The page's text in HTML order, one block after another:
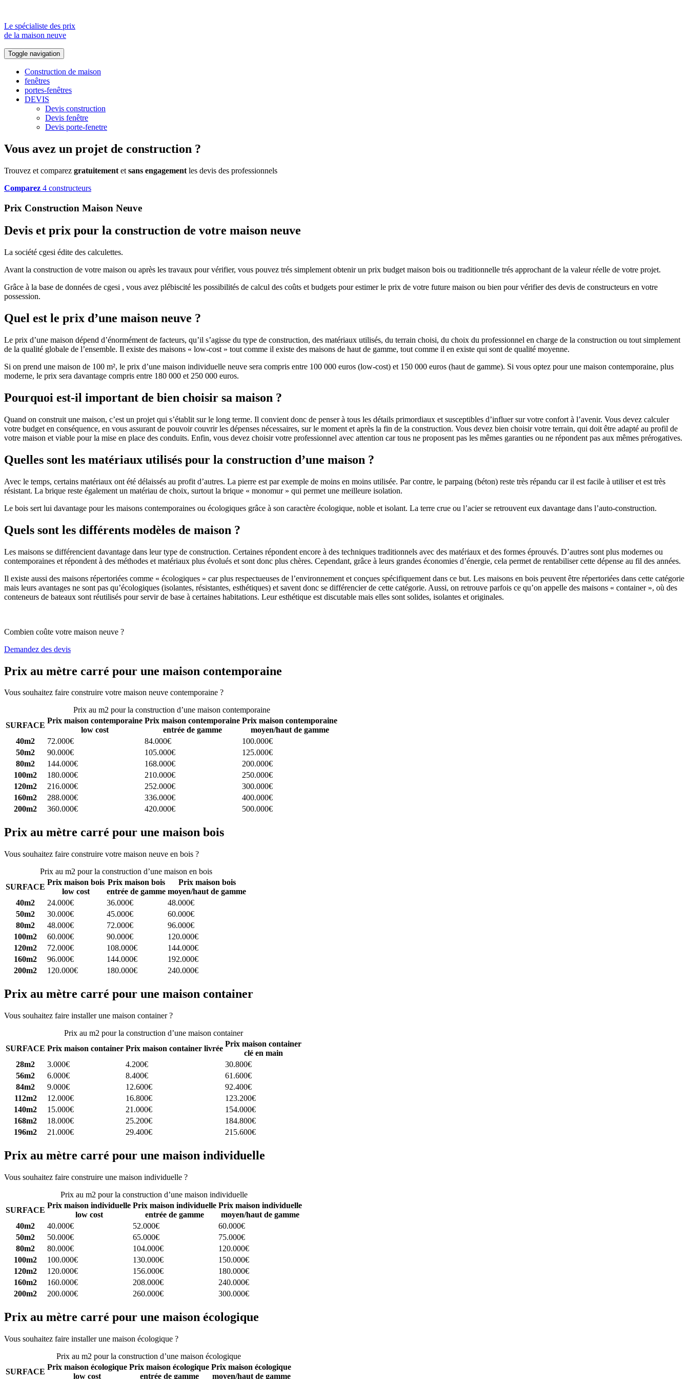
Le spécialiste des prix
de la maison neuve
Toggle navigation
Construction de maison
fenêtres
portes-fenêtres
DEVIS
Devis construction
Devis fenêtre
Devis porte-fenetre
Vous avez un projet de construction ?
Trouvez et comparez gratuitement et sans engagement les devis des professionnels
Comparez 4 constructeurs
Prix Construction Maison Neuve
Devis et prix pour la construction de votre maison neuve
La société cgesi édite des calculettes.
Avant la construction de votre maison ou après les travaux pour vérifier, vous pouvez trés simplement obtenir un prix budget maison bois ou traditionnelle trés approchant de la valeur réelle de votre projet.
Grâce à la base de données de cgesi , vous avez plébiscité les possibilités de calcul des coûts et budgets pour estimer le prix de votre future maison ou bien pour vérifier des devis de constructeurs en votre
possession.
Quel est le prix d’une maison neuve ?
Le prix d’une maison dépend d’énormément de facteurs, qu’il s’agisse du type de construction, des matériaux utilisés, du terrain choisi, du choix du professionnel en charge de la construction ou tout simplement
de la qualité globale de l’ensemble. Il existe des maisons « low-cost » tout comme il existe des maisons de haut de gamme, tout comme il en existe qui sont de qualité moyenne.
Si on prend une maison de 100 m², le prix d’une maison individuelle neuve sera compris entre 100 000 euros (low-cost) et 150 000 euros (haut de gamme). Si vous optez pour une maison contemporaine, plus
moderne, le prix sera davantage compris entre 180 000 et 250 000 euros.
Pourquoi est-il important de bien choisir sa maison ?
Quand on construit une maison, c’est un projet qui s’établit sur le long terme. Il convient donc de penser à tous les détails primordiaux et susceptibles d’influer sur votre confort à l’avenir. Vous devez calculer
votre budget en conséquence, en vous assurant de pouvoir couvrir les dépenses nécessaires, sur le moment et après la fin de la construction. Vous devez bien choisir votre terrain, qui doit être adapté au profil de
votre maison et viable pour la mise en place des conduits. Enfin, vous devez choisir votre professionnel avec attention car tous ne proposent pas les mêmes garanties ou ne répondent pas aux mêmes prérogatives.
Quelles sont les matériaux utilisés pour la construction d’une maison ?
Avec le temps, certains matériaux ont été délaissés au profit d’autres. La pierre est par exemple de moins en moins utilisée. Par contre, le parpaing (béton) reste très répandu car il est facile à utiliser et est très
résistant. La brique reste également un matériau de choix, surtout la brique « monomur » qui permet une meilleure isolation.
Le bois sert lui davantage pour les maisons contemporaines ou écologiques grâce à son caractère écologique, noble et isolant. La terre crue ou l’acier se retrouvent eux davantage dans l’auto-construction.
Quels sont les différents modèles de maison ?
Les maisons se différencient davantage dans leur type de construction. Certaines répondent encore à des techniques traditionnels avec des matériaux et des formes éprouvés. D’autres sont plus modernes ou
contemporaines et répondent à des méthodes et matériaux plus évolués et sont donc plus chères. Cependant, grâce à leurs grandes économies d’énergie, cela permet de rentabiliser cette dépense au fil des années.
Il existe aussi des maisons répertoriées comme « écologiques » car plus respectueuses de l’environnement et conçues spécifiquement dans ce but. Les maisons en bois peuvent être répertoriées dans cette catégorie
mais leurs avantages ne sont pas qu’écologiques (isolantes, résistantes, esthétiques) et savent donc se différencier de cette catégorie. Aussi, on retrouve parfois ce qu’on appelle des maisons « container », où des
conteneurs de bateaux sont réutilisés pour servir de base à certaines habitations. Leur esthétique est discutable mais elles sont solides, isolantes et originales.
Combien coûte votre maison neuve ?
Demandez des devis
Prix au mètre carré pour une maison contemporaine
Vous souhaitez faire construire votre maison neuve contemporaine ?
Prix au m2 pour la construction d’une maison contemporaine
SURFACE
Prix maison contemporaine
low cost
Prix maison contemporaine
entrée de gamme
Prix maison contemporaine
moyen/haut de gamme
40m2
72.000€ 84.000€
100.000€
50m2
90.000€ 105.000€
125.000€
80m2
144.000€ 168.000€
200.000€
100m2
180.000€ 210.000€
250.000€
120m2
216.000€ 252.000€
300.000€
160m2
288.000€ 336.000€
400.000€
200m2
360.000€ 420.000€ 500.000€
Prix au mètre carré pour une maison bois
Vous souhaitez faire construire votre maison neuve en bois ?
Prix au m2 pour la construction d’une maison en bois
SURFACE
Prix maison bois
low cost
Prix maison bois
entrée de gamme
Prix maison bois
moyen/haut de gamme
40m2
24.000€ 36.000€
48.000€
50m2
30.000€ 45.000€
60.000€
80m2
48.000€ 72.000€
96.000€
100m2
60.000€ 90.000€
120.000€
120m2
72.000€ 108.000€
144.000€
160m2
96.000€ 144.000€
192.000€
200m2
120.000€ 180.000€ 240.000€
Prix au mètre carré pour une maison container
Vous souhaitez faire installer une maison container ?
Prix au m2 pour la construction d’une maison container
SURFACE Prix maison container Prix maison container livrée
Prix maison container
clé en main
28m2
3.000€ 4.200€
30.800€
56m2
6.000€ 8.400€
61.600€
84m2
9.000€ 12.600€
92.400€
112m2
12.000€ 16.800€
123.200€
140m2
15.000€ 21.000€
154.000€
168m2
18.000€ 25.200€
184.800€
196m2
21.000€ 29.400€ 215.600€
Prix au mètre carré pour une maison individuelle
Vous souhaitez faire construire une maison individuelle ?
Prix au m2 pour la construction d’une maison individuelle
SURFACE
Prix maison individuelle
low cost
Prix maison individuelle
entrée de gamme
Prix maison individuelle
moyen/haut de gamme
40m2
40.000€ 52.000€
60.000€
50m2
50.000€ 65.000€
75.000€
80m2
80.000€ 104.000€
120.000€
100m2
100.000€ 130.000€
150.000€
120m2
120.000€ 156.000€
180.000€
160m2
160.000€ 208.000€
240.000€
200m2
200.000€ 260.000€ 300.000€
Prix au mètre carré pour une maison écologique
Vous souhaitez faire installer une maison écologique ?
Prix au m2 pour la construction d’une maison écologique
SURFACE
Prix maison écologique
low cost
Prix maison écologique
entrée de gamme
Prix maison écologique
moyen/haut de gamme